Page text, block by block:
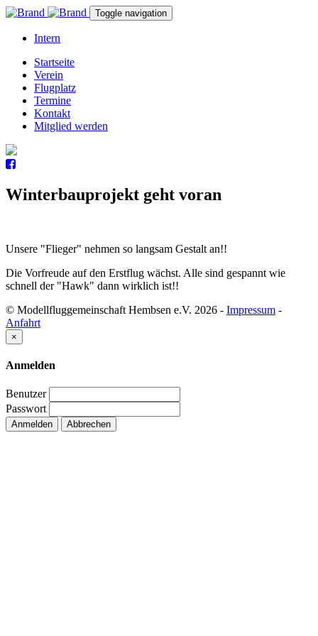
Toggle navigation
Intern
Startseite
Verein
Flugplatz
Termine
Kontakt
Mitglied werden
Winterbauprojekt geht voran
Unsere "Flieger" nehmen so langsam Gestalt an!!
Die Vorfreude auf den Erstflug wächst. Alle sind gespannt wie
schnell der "Hawk" dann wirklich ist!!
© Modellfluggemeinschaft Hembsen e.V. 2026 - Impressum -
Anfahrt
×
Anmelden
Benutzer
Passwort
Anmelden Abbrechen